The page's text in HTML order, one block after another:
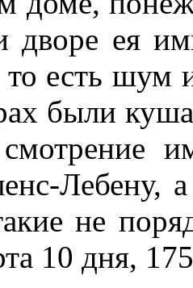
ея
есть шум
были
Лебену,
не
10 дня,